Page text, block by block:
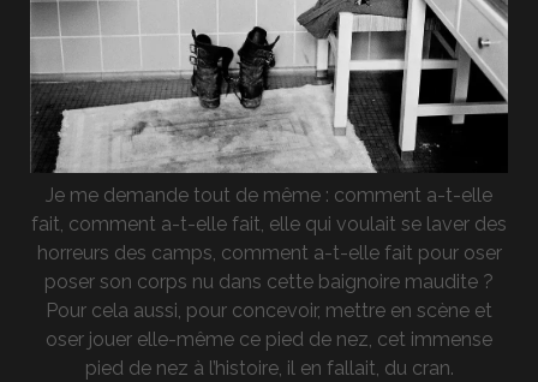
Je me demande tout de même : comment a-t-elle
fait, comment a-t-elle fait, elle qui voulait se laver des
horreurs des camps, comment a-t-elle fait pour oser
poser son corps nu dans cette baignoire maudite ?
Pour cela aussi, pour concevoir, mettre en scène et
oser jouer elle-même ce pied de nez, cet immense
pied de nez à l’histoire, il en fallait, du cran.